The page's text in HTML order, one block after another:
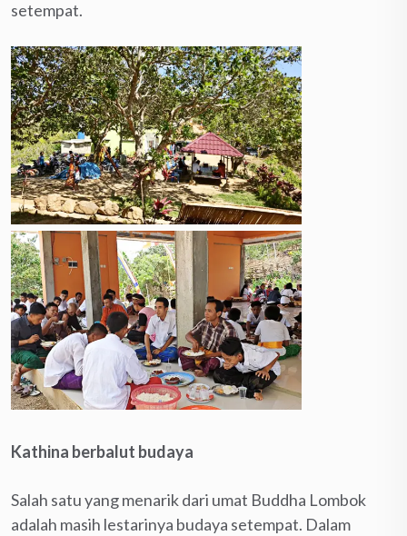
setempat.
Kathina berbalut budaya
Salah satu yang menarik dari umat Buddha Lombok
adalah masih lestarinya budaya setempat. Dalam